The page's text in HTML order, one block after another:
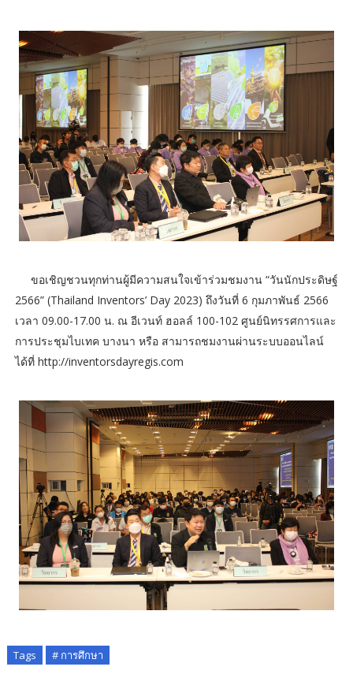
ขอเชิญชวนทุกท่านผู้มีความสนใจเข้าร่วมชมงาน “วันนักประดิษฐ์
2566” (Thailand Inventors’ Day 2023) ถึงวันที่ 6 กุมภาพันธ์ 2566
เวลา 09.00-17.00 น. ณ อีเวนท์ ฮอลล์ 100-102 ศูนย์นิทรรศการและ
การประชุมไบเทค บางนา หรือ สามารถชมงานผ่านระบบออนไลน์
ได้ที่ http://inventorsdayregis.com
Tags # การศึกษา